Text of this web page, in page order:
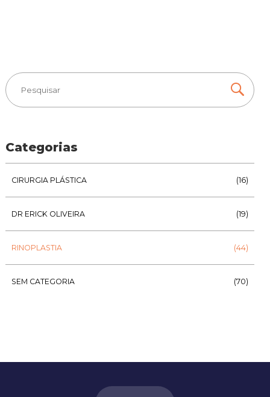
Categorias
CIRURGIA PLÁSTICA (16)
DR ERICK OLIVEIRA (19)
RINOPLASTIA (44)
SEM CATEGORIA (70)